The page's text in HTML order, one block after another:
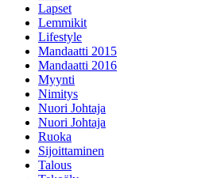
Lapset
Lemmikit
Lifestyle
Mandaatti 2015
Mandaatti 2016
Myynti
Nimitys
Nuori Johtaja
Nuori Johtaja
Ruoka
Sijoittaminen
Talous